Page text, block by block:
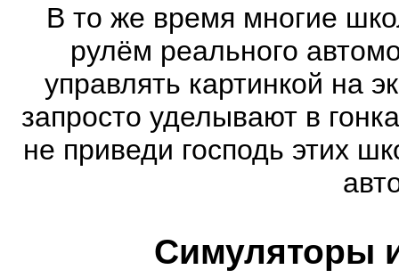
В то же время многие
рулём реального
управлять картинкой на
запросто уделывают в
не приведи господь этих
Симуляторы